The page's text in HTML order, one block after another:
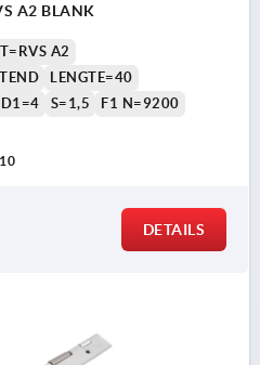
A=40, B=240, VORM:A, RVS A2 BLANK
A2
LENGTE=40
D1=4 S=1,5
F1 N=9200
DETAILS